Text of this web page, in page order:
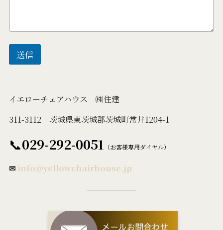
送信
イエローチェアハウス ㈱住建
311-3112 茨城県東茨城郡茨城町常井1204-1
📞029-292-0051 （お客様専用ダイヤル）
✉ info@yellowchairhouse.jp